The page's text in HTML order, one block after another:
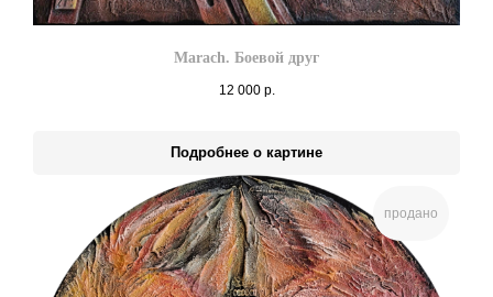
Marach. Боевой друг
12 000 р.
Подробнее о картине
продано